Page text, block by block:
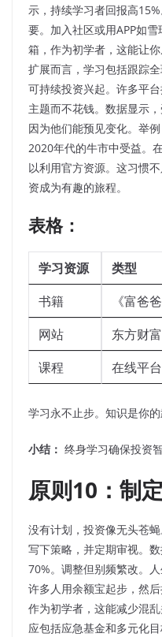
示，持续学习者回报高
要。加入社区或用APP如
箱，作为初学者，这能让
扩展而言，学习包括跟踪
可持续投资兴起。许多平
主题而不花钱。数据显示
因为他们能预见变化。举
2020年代的牛市中受益。
以利用官方资源。这习惯
资成为有趣的旅程。
表格：
学习资源 类型
书籍
《富爸
网站
东方财
课程
在线平台
学习永不止步。知识是你的
小结： 终身学习确保投资
原则10：制
没有计划，投资像无头苍蝇
写下策略，并定期审视。
70%。调整但别频繁改。
许多人用余额宝起步，然
作为初学者，这能减少混
应包括应急基金和多元化